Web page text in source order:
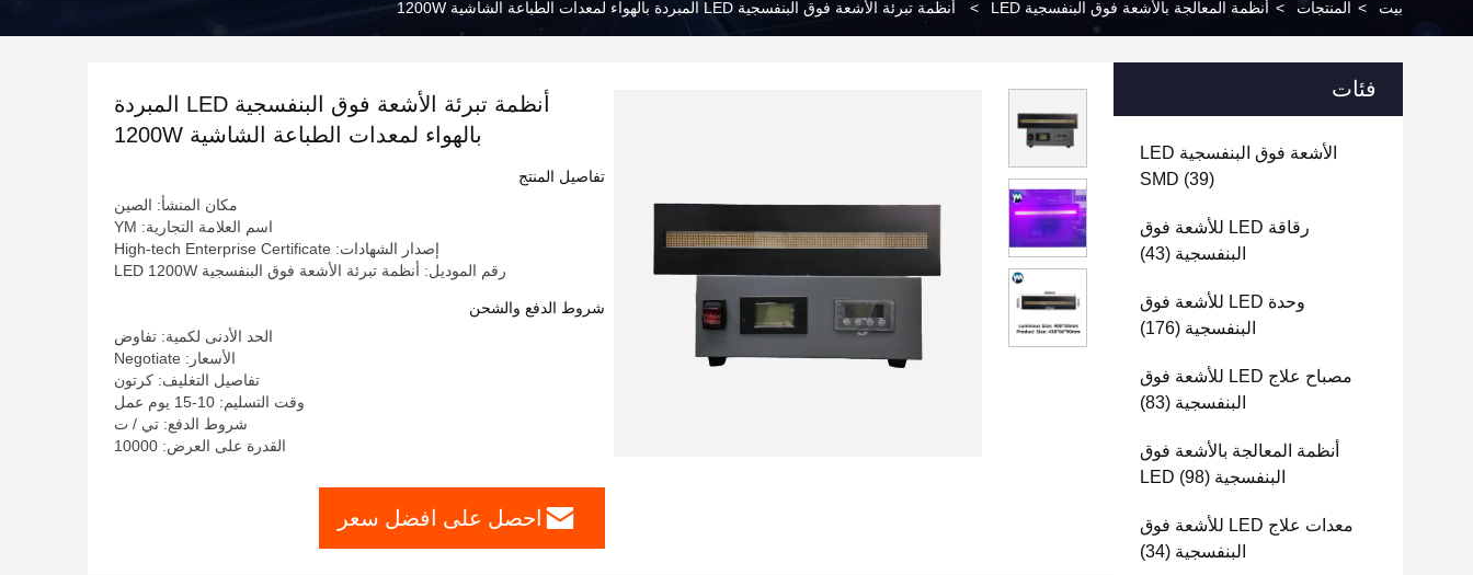
بيت > المنتجات > أنظمة المعالجة بالأشعة فوق البنفسجية LED > أنظمة تبرئة الأشعة فوق البنفسجية LED المبردة بالهواء لمعدات الطباعة الشاشية 1200W
فئات
الأشعة فوق البنفسجية LED
SMD (39)
رقاقة LED للأشعة فوق
البنفسجية (43)
وحدة LED للأشعة فوق
البنفسجية (176)
مصباح علاج LED للأشعة فوق
البنفسجية (83)
أنظمة المعالجة بالأشعة فوق
البنفسجية LED (98)
معدات علاج LED للأشعة فوق
البنفسجية (34)
أنظمة تبرئة الأشعة فوق البنفسجية LED المبردة
بالهواء لمعدات الطباعة الشاشية 1200W
تفاصيل المنتج
مكان المنشأ: الصين
اسم العلامة التجارية: YM
إصدار الشهادات: High-tech Enterprise Certificate
رقم الموديل: أنظمة تبرئة الأشعة فوق البنفسجية LED 1200W
شروط الدفع والشحن
الحد الأدنى لكمية: تفاوض
الأسعار: Negotiate
تفاصيل التغليف: كرتون
وقت التسليم: 10-15 يوم عمل
شروط الدفع: تي / ت
القدرة على العرض: 10000
احصل على افضل سعر